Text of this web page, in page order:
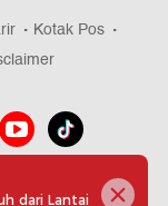
Kotak Pos
dari Lantai